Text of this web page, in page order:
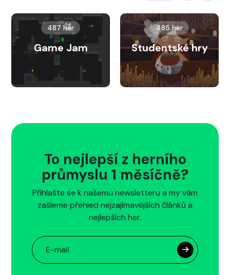
487 her
Game Jam
485 her
Studentské hry
To nejlepší z herního
průmyslu 1 měsíčně?
Přihlašte se k našemu newsletteru a my vám
zašleme přehled nejzajímavějších článků a
nejlepších her.